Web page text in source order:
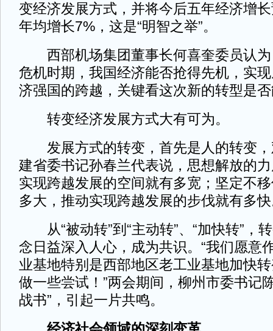
变经济发展方式，并将今后五年经济增
年均增长7%，这是“明智之举”。
西部机场集团董事长何喜奎委员认为
危机时期，我国经济能否抢得先机，实
济强国的跨越，关键看这次新的转型是
转变经济发展方式大有可为。
发展方式的转变，首先是人的转变，
建省委书记孙春兰代表说，思想解放的
实现跨越发展的空间就有多宽；坚定不
多大，推动实现跨越发展的步伐就有多
从“被动转”到“主动转”、“加快转”，
念日益深入人心，成为共识。“我们愿意
业基地特别是西部地区老工业基地加快
做一些尝试！”两会期间，柳州市委书记
战书”，引起一片共鸣。